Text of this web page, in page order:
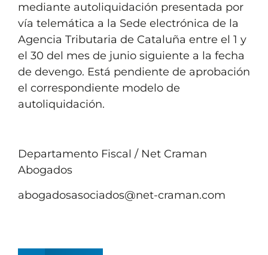
mediante autoliquidación presentada por
vía telemática a la Sede electrónica de la
Agencia Tributaria de Cataluña entre el 1 y
el 30 del mes de junio siguiente a la fecha
de devengo. Está pendiente de aprobación
el correspondiente modelo de
autoliquidación.
Departamento Fiscal / Net Craman
Abogados
abogadosasociados@net-craman.com